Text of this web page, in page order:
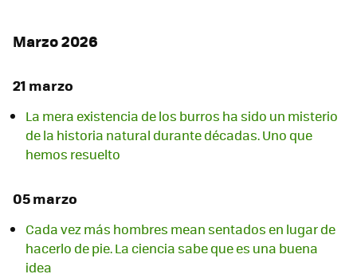
Marzo 2026
21 marzo
La mera existencia de los burros ha sido un misterio
de la historia natural durante décadas. Uno que
hemos resuelto
05 marzo
Cada vez más hombres mean sentados en lugar de
hacerlo de pie. La ciencia sabe que es una buena
idea